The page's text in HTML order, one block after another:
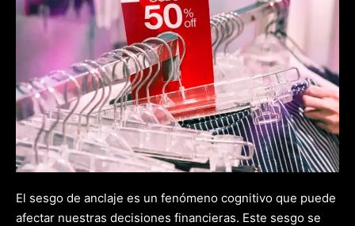
El sesgo de anclaje es un fenómeno cognitivo que puede
afectar nuestras decisiones financieras. Este sesgo se